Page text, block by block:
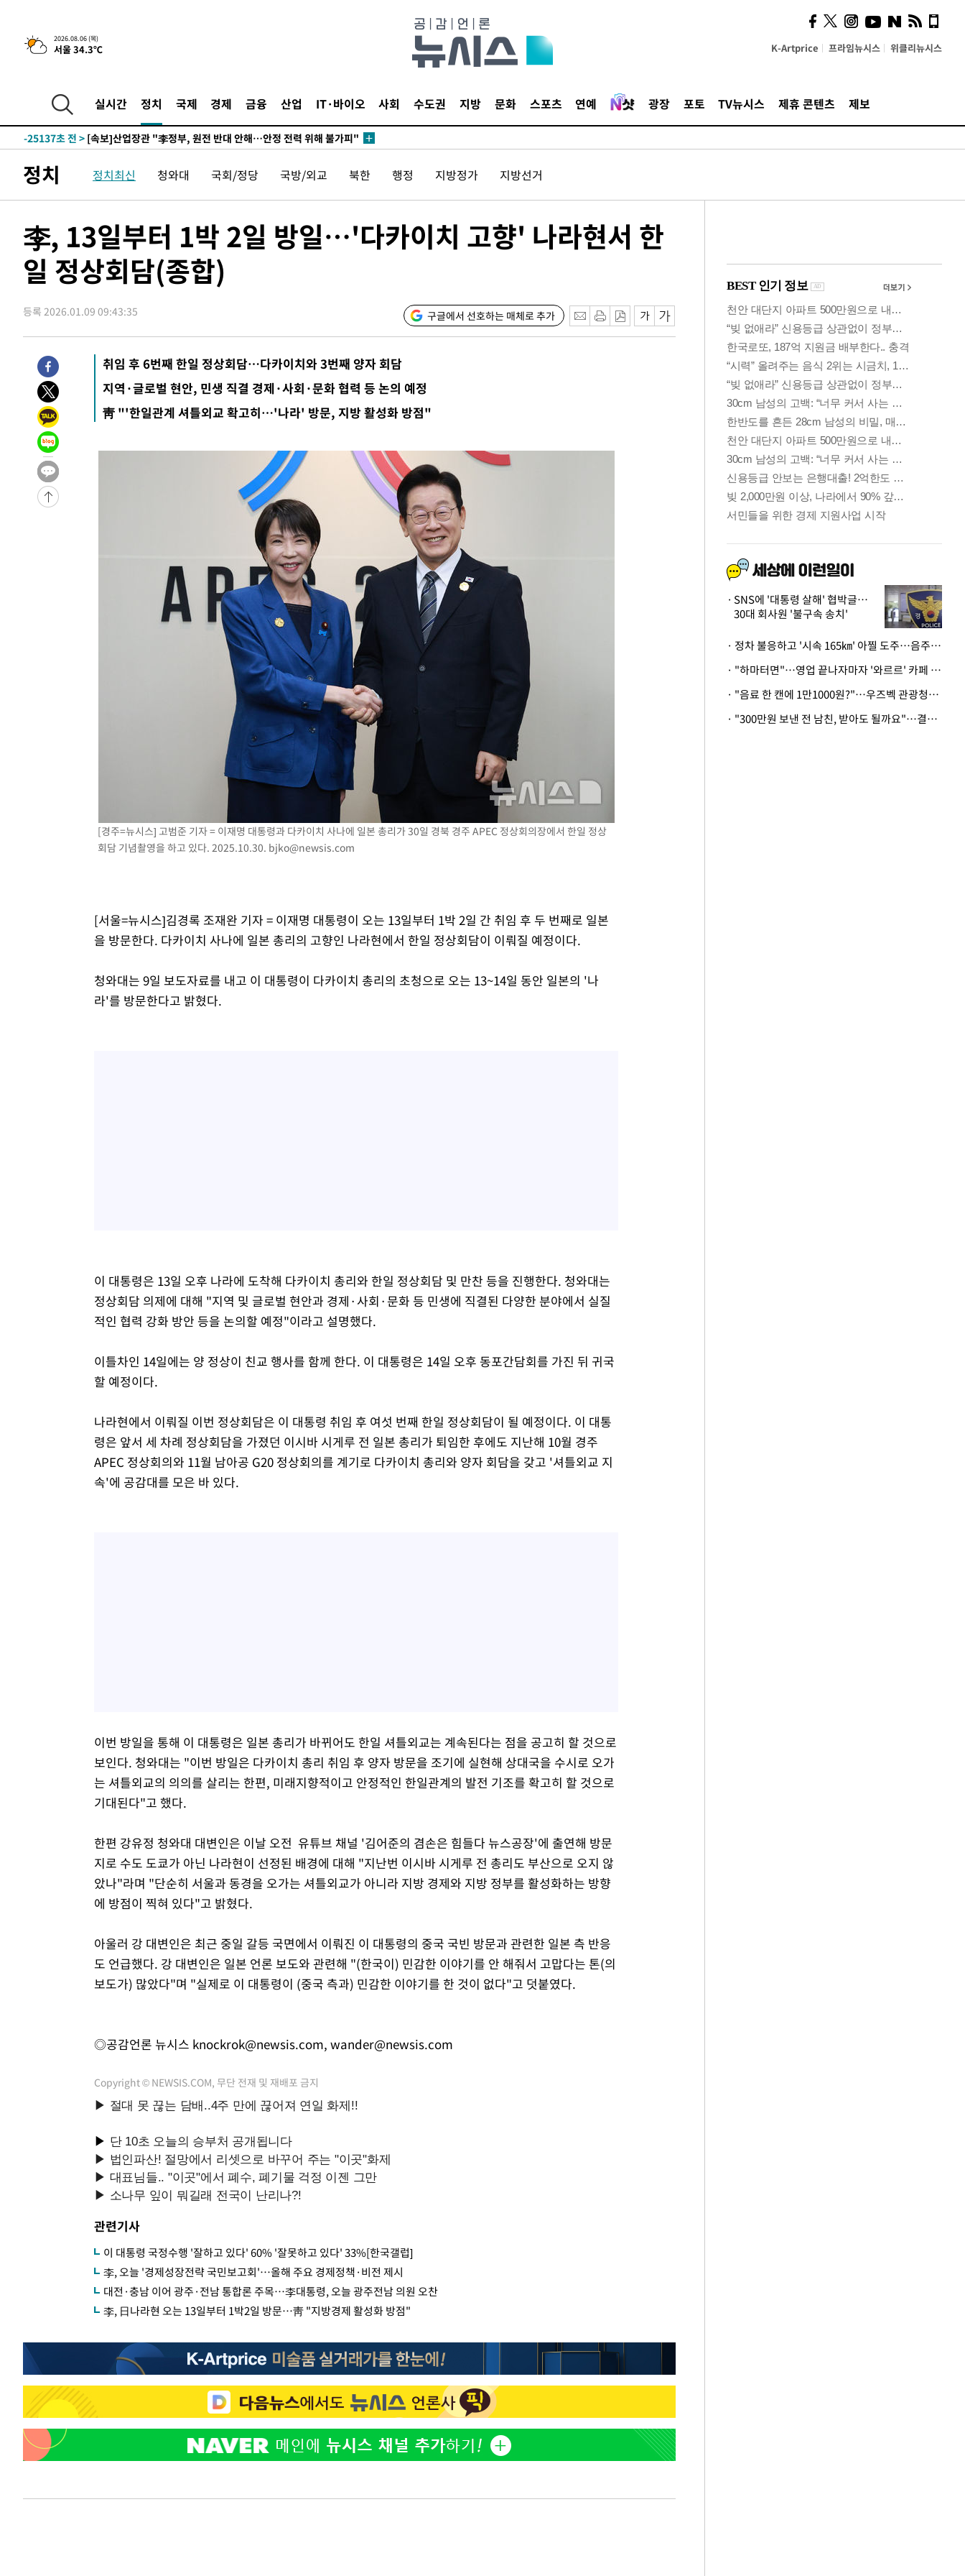
2026.08.06 (목)
서울 34.3℃ K-Artprice 프라임뉴시스 위클리뉴시스
실시간 정치 국제 경제 금융 산업 IT·바이오 사회 수도권 지방 문화 스포츠 연예 광장 포토 TV뉴시스 제휴 콘텐츠 제보
3시간 전 >[속보] "이란-오만, 호르무즈 해협 통행 항로 합의" 이란 외무부 대변인
-28639초 전 >
트럼프, 한국계 진보 주지사 후보 맹공…"공산주의가 최대 위협"
-28617초 전 >
-25137초 전 > [속보]산업장관 "李정부, 원전 반대 안해…안정 전력 위해 불가피"
색
-23221초 전 >
[속보]산업장관 "美무역법 제301조 과잉생산 결과 발표 8월 중 예
-23014초 전 >[속보]코스피 매도사이드카 발동…4%대 급락
-19847초 전 >서울 열대야 15일째 지속…비공식 '초열대야' 30도 넘어
-18414초 전 > [속보]코스닥, 2.15포인트(0.27%) 내린 797.44 출발
-18397초 전 >[속보]코스피, 119.51포인트(1.81%) 내린 6478.75 개장
-14795초 전 >서울 낮 39도 '폭염중대경보'…40도 관측 가능성도
-12157초 전 >미 워싱턴주 스포캔 시의 통제불능 3개 산불, 방화선 일부 구축
-4330초 전 >
[속보] 호르무즈 해협 이란-오만 협상 기대속 뉴욕증시 혼조 마감 다
우 0.49%↑
-2685초 전 >
[속보] 이란 대통령 "지금 최고지도자와 소통하기가 매우 어려워" 취
임 3년 인터뷰
3시간 전 >
[속보] "이란-오만, 호르무즈 해협 통행 항로 합의" 이란 외무부 대변인
-29002초 전 >
내일까지 39도 '펄펄'…기상청 "태풍 지나며 폭염 잠시 꺾인다"
-28639초 전 >
-28617초 전 >
"美간섭에 합의 지연"…트럼프, '이란 호르무즈 통제권' 수용할까
-25137초 전 >
[속보]산업장관 "李정부, 원전 반대 안해…안정 전력 위해 불가피"
-23834초 전 >
[속보]경찰, '홍명보 선임 논란' 대한축구협회·축구회관 등 압수수
[속보]산업장관 "美무역법 제301조 과잉생산 결과 발표 8월 중 예
[속보]코스피 매도사이드카 발동…4%대 급락
[속보]전남광주 초대 시민추천 부시장에 백승주·윤난실
서울 열대야 15일째 지속…비공식 '초열대야' 30도 넘어
[속보]코스닥, 2.15포인트(0.27%) 내린 797.44 출발
[속보]코스피, 119.51포인트(1.81%) 내린 6478.75 개장
6월 경상수지 497.3억 달러…두 달 연속 사상 최대
서울 낮 39도 '폭염중대경보'…40도 관측 가능성도
미 워싱턴주 스포캔 시의 통제불능 3개 산불, 방화선 일부 구축
[속보] 호르무즈 해협 이란-오만 협상 기대속 뉴욕증시 혼조 마감 다
[속보] 이란 대통령 "지금 최고지도자와 소통하기가 매우 어려워" 취
[속보] "이란-오만, 호르무즈 해협 통행 항로 합의" 이란 외무부 대변인
정치 정치최신 청와대 국회/정당 국방/외교 북한 행정 지방정가 지방선거
李, 13일부터 1박 2일 방일…'다카이치 고향' 나라현서 한
일 정상회담(종합)
등록 2026.01.09 09:43:35 구글에서 선호하는 매체로 추가
취임 후 6번째 한일 정상회담…다카이치와 3번째 양자 회담
지역·글로벌 현안, 민생 직결 경제·사회·문화 협력 등 논의 예정
靑 "'한일관계 셔틀외교 확고히…'나라' 방문, 지방 활성화 방점"
[경주=뉴시스] 고범준 기자 = 이재명 대통령과 다카이치 사나에 일본 총리가 30일 경북 경주 APEC 정상회의장에서 한일 정상
회담 기념촬영을 하고 있다. 2025.10.30. bjko@newsis.com
[서울=뉴시스]김경록 조재완 기자 = 이재명 대통령이 오는 13일부터 1박 2일 간 취임 후 두 번째로 일본
을 방문한다. 다카이치 사나에 일본 총리의 고향인 나라현에서 한일 정상회담이 이뤄질 예정이다.
청와대는 9일 보도자료를 내고 이 대통령이 다카이치 총리의 초청으로 오는 13~14일 동안 일본의 '나
라'를 방문한다고 밝혔다.
이 대통령은 13일 오후 나라에 도착해 다카이치 총리와 한일 정상회담 및 만찬 등을 진행한다. 청와대는
정상회담 의제에 대해 "지역 및 글로벌 현안과 경제·사회·문화 등 민생에 직결된 다양한 분야에서 실질
적인 협력 강화 방안 등을 논의할 예정"이라고 설명했다.
이틀차인 14일에는 양 정상이 친교 행사를 함께 한다. 이 대통령은 14일 오후 동포간담회를 가진 뒤 귀국
할 예정이다.
나라현에서 이뤄질 이번 정상회담은 이 대통령 취임 후 여섯 번째 한일 정상회담이 될 예정이다. 이 대통
령은 앞서 세 차례 정상회담을 가졌던 이시바 시게루 전 일본 총리가 퇴임한 후에도 지난해 10월 경주
APEC 정상회의와 11월 남아공 G20 정상회의를 계기로 다카이치 총리와 양자 회담을 갖고 '셔틀외교 지
속'에 공감대를 모은 바 있다.
이번 방일을 통해 이 대통령은 일본 총리가 바뀌어도 한일 셔틀외교는 계속된다는 점을 공고히 할 것으로
보인다. 청와대는 "이번 방일은 다카이치 총리 취임 후 양자 방문을 조기에 실현해 상대국을 수시로 오가
는 셔틀외교의 의의를 살리는 한편, 미래지향적이고 안정적인 한일관계의 발전 기조를 확고히 할 것으로
기대된다"고 했다.
한편 강유정 청와대 대변인은 이날 오전 유튜브 채널 '김어준의 겸손은 힘들다 뉴스공장'에 출연해 방문
지로 수도 도쿄가 아닌 나라현이 선정된 배경에 대해 "지난번 이시바 시게루 전 총리도 부산으로 오지 않
았나"라며 "단순히 서울과 동경을 오가는 셔틀외교가 아니라 지방 경제와 지방 정부를 활성화하는 방향
에 방점이 찍혀 있다"고 밝혔다.
아울러 강 대변인은 최근 중일 갈등 국면에서 이뤄진 이 대통령의 중국 국빈 방문과 관련한 일본 측 반응
도 언급했다. 강 대변인은 일본 언론 보도와 관련해 "(한국이) 민감한 이야기를 안 해줘서 고맙다는 톤(의
보도가) 많았다"며 "실제로 이 대통령이 (중국 측과) 민감한 이야기를 한 것이 없다"고 덧붙였다.
◎공감언론 뉴시스 knockrok@newsis.com, wander@newsis.com
Copyright © NEWSIS.COM, 무단 전재 및 재배포 금지
관련기사
이 대통령 국정수행 '잘하고 있다' 60% '잘못하고 있다' 33%[한국갤럽]
李, 오늘 '경제성장전략 국민보고회'…올해 주요 경제정책·비전 제시
대전·충남 이어 광주·전남 통합론 주목…李대통령, 오늘 광주전남 의원 오찬
李, 日나라현 오는 13일부터 1박2일 방문…靑 "지방경제 활성화 방점"
계…'고급 가요'의 주체적
영토
SNS에 '대통령 살해' 협박글…
30대 회사원 '불구속 송치'
· 정차 불응하고 '시속 165㎞' 아찔 도주…음주운전자 체포
· "하마터면"…영업 끝나자마자 '와르르' 카페 테라스 덮친 대리석 외벽
· "음료 한 캔에 1만1000원?"…우즈벡 관광청까지 나섰다, 유튜버 폭로 후폭풍
· "300만원 보낸 전 남친, 받아도 될까요"…결혼 앞둔 예비신부의 뜻밖 고충